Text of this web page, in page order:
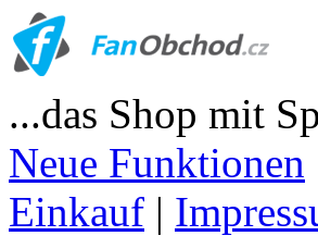
...das Shop mit
Neue Funktionen
Einkauf |